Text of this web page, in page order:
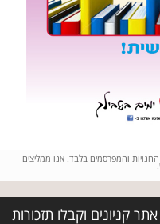
והמפרסמים בלבד. אנו ממליצים
קניונים וקבלו תזכורות